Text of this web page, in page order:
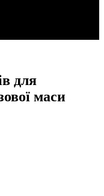
для
маси